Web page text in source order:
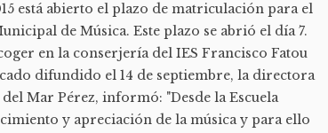
está abierto el plazo de matriculación para el
de Música. Este plazo se abrió el día 7.
en la conserjería del IES Francisco Fatou
difundido el 14 de septiembre, la directora
Mar Pérez, informó: "Desde la Escuela
y apreciación de la música y para ello